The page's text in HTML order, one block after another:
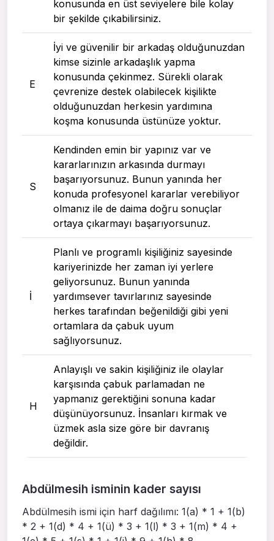
konusunda en üst seviyelere bile kolay
bir şekilde çıkabilirsiniz.
E
İyi ve güvenilir bir arkadaş olduğunuzdan
kimse sizinle arkadaşlık yapma
konusunda çekinmez. Sürekli olarak
çevrenize destek olabilecek kişilikte
olduğunuzdan herkesin yardımına
koşma konusunda üstünüze yoktur.
S
Kendinden emin bir yapınız var ve
kararlarınızın arkasında durmayı
başarıyorsunuz. Bunun yanında her
konuda profesyonel kararlar verebiliyor
olmanız ile de daima doğru sonuçlar
ortaya çıkarmayı başarıyorsunuz.
I
Planlı ve programlı kişiliğiniz sayesinde
kariyerinizde her zaman iyi yerlere
geliyorsunuz. Bunun yanında
yardımsever tavırlarınız sayesinde
herkes tarafından beğenildiği gibi yeni
ortamlara da çabuk uyum
sağlıyorsunuz.
H
Anlayışlı ve sakin kişiliğiniz ile olaylar
karşısında çabuk parlamadan ne
yapmanız gerektiğini sonuna kadar
düşünüyorsunuz. İnsanları kırmak ve
üzmek asla size göre bir davranış
değildir.
Abdülmesih isminin kader sayısı
Abdülmesih ismi için harf dağılımı: 1(a) * 1 + 1(b)
* 2 + 1(d) * 4 + 1(ü) * 3 + 1(l) * 3 + 1(m) * 4 +